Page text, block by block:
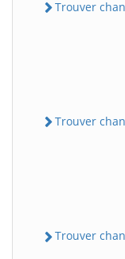
Trouver
Trouver
Trouver